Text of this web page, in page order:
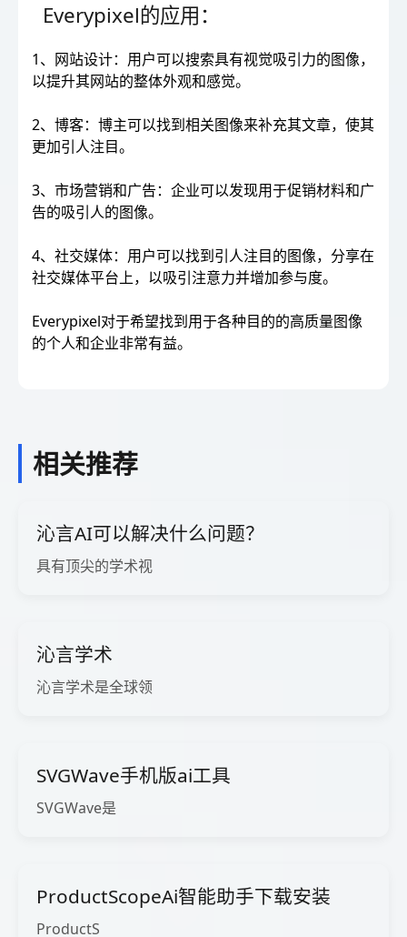
Everypixel的应用：
1、网站设计：用户可以搜索具有视觉吸引力的图像，
以提升其网站的整体外观和感觉。
2、博客：博主可以找到相关图像来补充其文章，使其
更加引人注目。
3、市场营销和广告：企业可以发现用于促销材料和广
告的吸引人的图像。
4、社交媒体：用户可以找到引人注目的图像，分享在
社交媒体平台上，以吸引注意力并增加参与度。
Everypixel对于希望找到用于各种目的的高质量图像
的个人和企业非常有益。
相关推荐
沁言AI可以解决什么问题？
具有顶尖的学术视
沁言学术
沁言学术是全球领
SVGWave手机版ai工具
SVGWave是
ProductScopeAi智能助手下载安装
ProductS